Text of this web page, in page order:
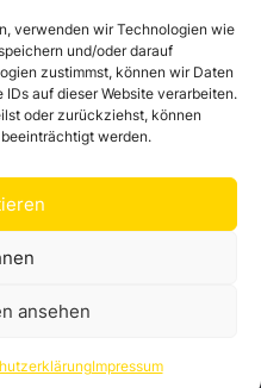
verwenden wir Technologien wie
und/oder darauf
zustimmst, können wir Daten
auf dieser Website verarbeiten.
oder zurückziehst, können
werden.
ansehen
Impressum